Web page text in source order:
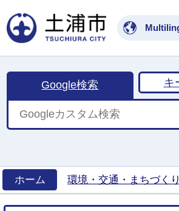
土
Google検索 キ
ホーム
環境・交通・まちづくり